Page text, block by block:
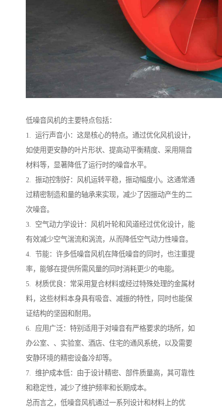
低噪音风机的主要特点包括：
1. 运行声音小：这是核心的特点。通过优化风机设计，
如使用更安静的叶片形状、提高动平衡精度、采用隔音
材料等，显著降低了运行时的噪音水平。
2. 振动控制好：风机运转平稳，振动幅度小。这通常通
过精密制造和量的轴承来实现，减少了因振动产生的二
次噪音。
3. 空气动力学设计：风机叶轮和风道经过优化设计，能
有效减少空气湍流和涡流，从而降低空气动力性噪音。
4. 节能：许多低噪音风机在降低噪音的同时，也注重提
率，能够在提供所需风量的同时消耗更少的电能。
5. 材质优良：常采用复合材料或经过特殊处理的金属材
料，这些材料本身具有吸音、减振的特性，同时也能保
证结构的坚固和耐用。
6. 应用广泛：特别适用于对噪音有严格要求的场所，如
办公室、、实验室、酒店、住宅的通风系统，以及需要
安静环境的精密设备冷却等。
7. 维护成本低：由于设计精密、部件质量高，其可靠性
和稳定性，减少了维护频率和长期成本。
总而言之，低噪音风机通过一系列设计和材料上的优